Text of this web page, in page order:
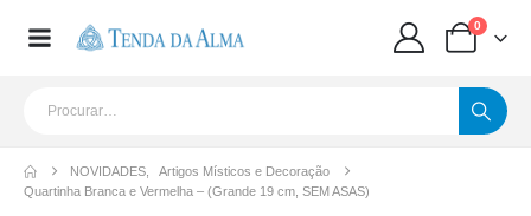
0
NOVIDADES
Artigos Místicos e Decoração
Quartinha Branca e Vermelha – (Grande 19 cm, SEM ASAS)